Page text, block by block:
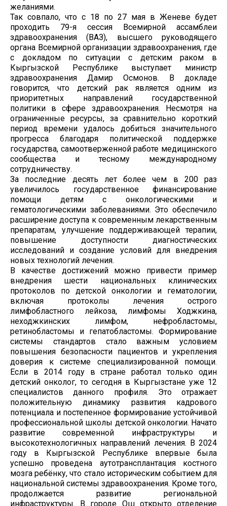
желаниями.
Так совпало, что с 18 по 27 мая в Женеве будет
проходить 79-я сессия Всемирной ассамблеи
здравоохранения (ВАЗ), высшего руководящего
органа Всемирной организации здравоохранения, где
с докладом по ситуации с детским раком в
Кыргызской Республике выступает министр
здравоохранения Дамир Осмонов. В докладе
говорится, что детский рак является одним из
приоритетных направлений государственной
политики в сфере здравоохранения. Несмотря на
ограниченные ресурсы, за сравнительно короткий
период времени удалось добиться значительного
прогресса благодаря политической поддержке
государства, самоотверженной работе медицинского
сообщества и тесному международному
сотрудничеству.
За последние десять лет более чем в 200 раз
увеличилось государственное финансирование
помощи детям с онкологическими и
гематологическими заболеваниями. Это обеспечило
расширение доступа к современным лекарственным
препаратам, улучшение поддерживающей терапии,
повышение доступности диагностических
исследований и создание условий для внедрения
новых технологий лечения.
В качестве достижений можно привести пример
внедрения шести национальных клинических
протоколов по детской онкологии и гематологии,
включая протоколы лечения острого
лимфобластного лейкоза, лимфомы Ходжкина,
неходжкинских лимфом, нефробластомы,
ретинобластомы и гепатобластомы. Формирование
системы стандартов стало важным условием
повышения безопасности пациентов и укрепления
доверия к системе специализированной помощи.
Если в 2014 году в стране работал только один
детский онколог, то сегодня в Кыргызстане уже 12
специалистов данного профиля. Это отражает
положительную динамику развития кадрового
потенциала и постепенное формирование устойчивой
профессиональной школы детской онкологии. Начато
развитие современной инфраструктуры и
высокотехнологичных направлений лечения. В 2024
году в Кыргызской Республике впервые была
успешно проведена аутотрансплантация костного
мозга ребёнку, что стало историческим событием для
национальной системы здравоохранения. Кроме того,
продолжается развитие региональной
инфраструктуры. В городе Ош открыто отделение